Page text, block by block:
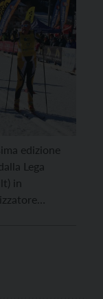
edizione
Lega
in